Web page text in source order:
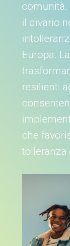
il divario
Europa.
resilienti
che
tolleranza